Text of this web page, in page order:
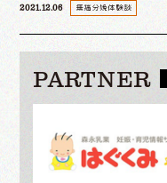
2021.12.06 無痛分娩体験談
PARTNER